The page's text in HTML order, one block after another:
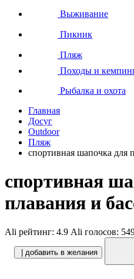
Выживание
Пикник
Пляж
Походы и
Рыбалка и охота
Главная
Досуг
Outdoor
Пляж
спортивная шапочка для
спортивная
плавания и
Ali рейтинг: 4.9 Ali голосов:
| добавить в желания